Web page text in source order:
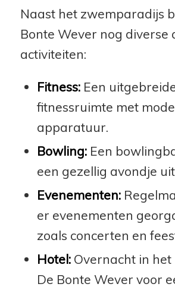
Naast het zwemparadijs
Bonte Wever nog diverse
activiteiten:
Fitness:Een
fitnessruimte met
apparatuur.
Bowling:Een
een gezellig avondje
Evenementen:
er evenementen
zoals concerten en
Hotel:Overnacht in het
De Bonte Wever voor